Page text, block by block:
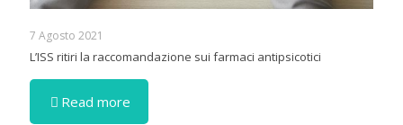
7 Agosto 2021
L’ISS ritiri la raccomandazione sui farmaci antipsicotici
Read more